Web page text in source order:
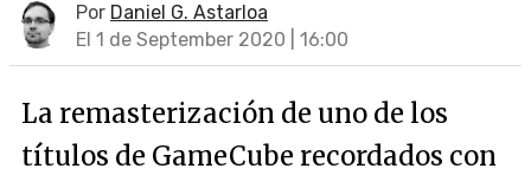
Por Daniel G. Astarloa
El 1 de September 2020 | 16:00
La remasterización de uno de los
títulos de GameCube recordados con